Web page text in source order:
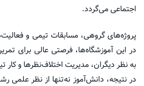
اجتماعی می‌گردد.
پروژه‌های گروهی، مسابقات تیمی و
در این آموزشگاه‌ها، فرصتی عالی برای
به نظر دیگران، مدیریت اختلاف‌نظرها و کار
در نتیجه، دانش‌آموز نه‌تنها از نظر علمی